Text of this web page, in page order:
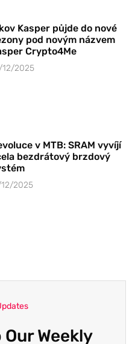
Kasper půjde do nové
pod novým názvem
Crypto4Me
12/2025
v MTB: SRAM vyvíjí
bezdrátový brzdový
12/2025
Weekly